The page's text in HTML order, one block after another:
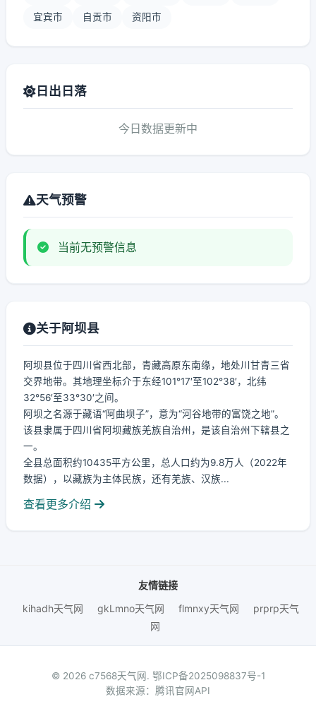
宜宾市 自贡市 资阳市
日出日落
今日数据更新中
天气预警
当前无预警信息
关于阿坝县
阿坝县位于四川省西北部，青藏高原东南缘，地处川甘青三省
交界地带。其地理坐标介于东经101°17′至102°38′，北纬
32°56′至33°30′之间。
阿坝之名源于藏语“阿曲坝子”，意为“河谷地带的富饶之地”。
该县隶属于四川省阿坝藏族羌族自治州，是该自治州下辖县之
一。
全县总面积约10435平方公里，总人口约为9.8万人（2022年
数据），以藏族为主体民族，还有羌族、汉族...
查看更多介绍
友情链接
kihadh天气网
gkLmno天气网 flmnxy天气网
prprp天气
网
© 2026 c7568天气网. 鄂ICP备2025098837号-1
数据来源：腾讯官网API